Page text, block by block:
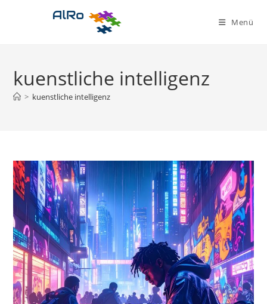
Menü
kuenstliche intelligenz
> kuenstliche intelligenz